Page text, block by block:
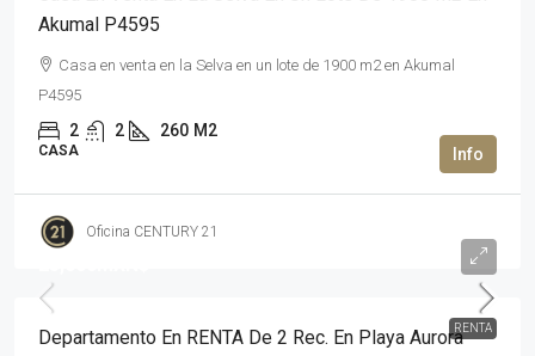
Akumal P4595
Casa en venta en la Selva en un lote de 1900 m2 en Akumal
P4595
2 2 260 M2
CASA
Oficina CENTURY 21
RENTA
Departamento En RENTA De 2 Rec. En Playa Aurora